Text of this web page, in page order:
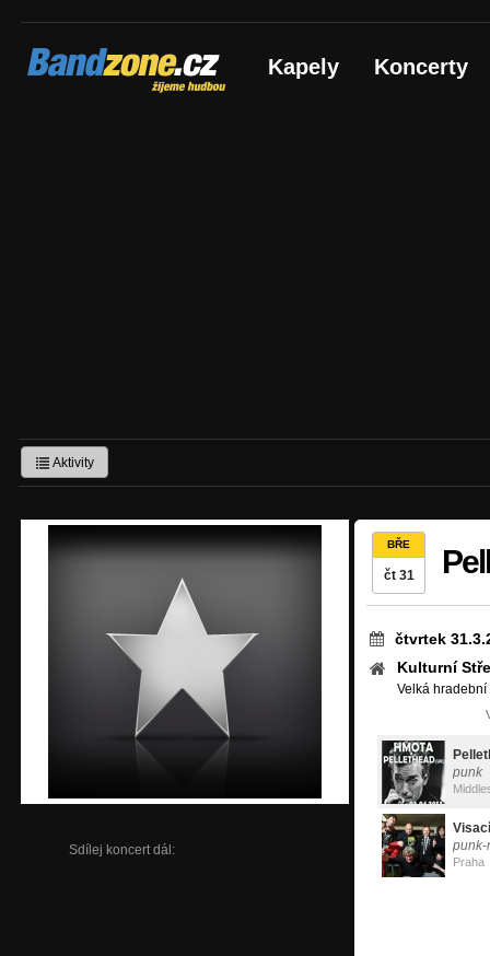
Bandzone.cz
žijeme hudbou Kapely Koncerty
Aktivity
Sdílej koncert dál:
BŘE
čt 31
čtvrtek
Kulturní
Velká hradební 619,
punk
punk-
Praha